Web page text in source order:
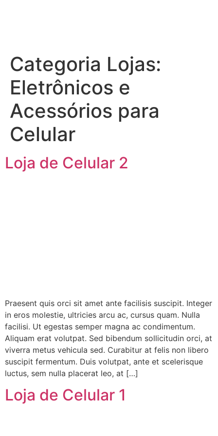
Categoria Lojas:
Eletrônicos e
Acessórios para
Celular
Loja de Celular 2
Praesent quis orci sit amet ante facilisis suscipit. Integer
in eros molestie, ultricies arcu ac, cursus quam. Nulla
facilisi. Ut egestas semper magna ac condimentum.
Aliquam erat volutpat. Sed bibendum sollicitudin orci, at
viverra metus vehicula sed. Curabitur at felis non libero
suscipit fermentum. Duis volutpat, ante et scelerisque
luctus, sem nulla placerat leo, at […]
Loja de Celular 1